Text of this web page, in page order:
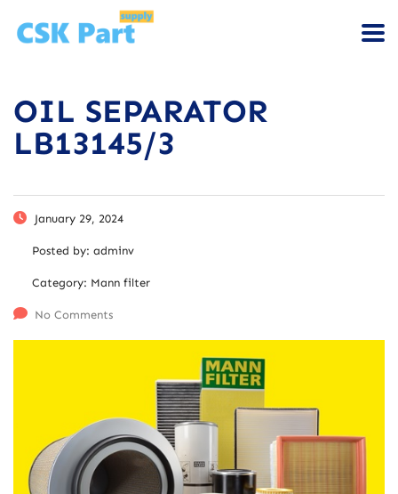
OIL SEPARATOR
LB13145/3
January 29, 2024
Posted by: adminv
Category: Mann filter
No Comments